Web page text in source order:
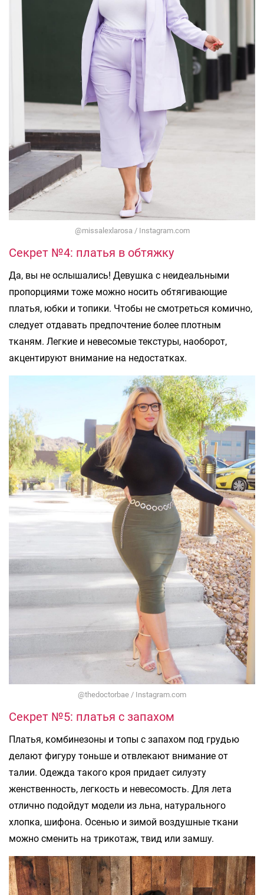
@missalexlarosa / Instagram.com
Секрет №4: платья в обтяжку
Да, вы не ослышались! Девушка с неидеальными
пропорциями тоже можно носить обтягивающие
платья, юбки и топики. Чтобы не смотреться комично,
следует отдавать предпочтение более плотным
тканям. Легкие и невесомые текстуры, наоборот,
акцентируют внимание на недостатках.
@thedoctorbae / Instagram.com
Секрет №5: платья с запахом
Платья, комбинезоны и топы с запахом под грудью
делают фигуру тоньше и отвлекают внимание от
талии. Одежда такого кроя придает силуэту
женственность, легкость и невесомость. Для лета
отлично подойдут модели из льна, натурального
хлопка, шифона. Осенью и зимой воздушные ткани
можно сменить на трикотаж, твид или замшу.